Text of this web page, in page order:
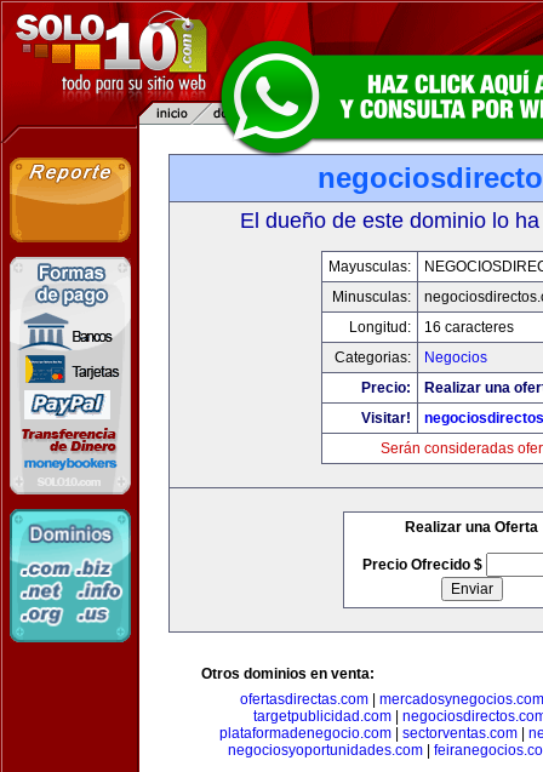
El dueño de este dominio lo
Mayusculas:
Minusculas:
Longitud:
16 caracteres
Categorias:
Negocios
Precio:
Realizar una
Visitar!
Serán consideradas
Realizar una Oferta
Precio Ofrecido $
Otros dominios en venta:
ofertasdirectas.com
mercadosynegocios.com
targetpublicidad.com
plataformadenegocio.com| sectorventas.com|
negociosyoportunidades.com